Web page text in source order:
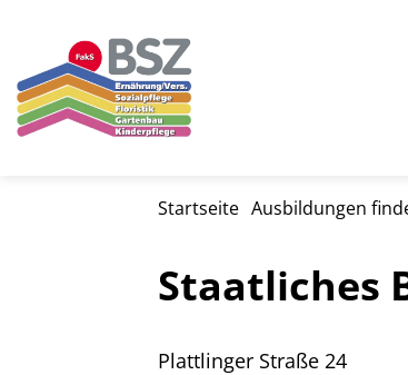
Startseite Ausbildungen
Staatliches
Plattlinger Straße 24